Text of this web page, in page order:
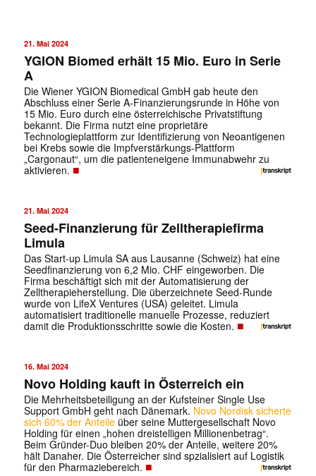
21. Mai 2024
YGION Biomed erhält 15 Mio. Euro in Serie
A
Die Wiener YGION Biomedical GmbH gab heute den
Abschluss einer Serie A-Finanzierungsrunde in Höhe von
15 Mio. Euro durch eine österreichische Privatstiftung
bekannt. Die Firma nutzt eine proprietäre
Technologieplattform zur Identifizierung von Neoantigenen
bei Krebs sowie die Impfverstärkungs-Plattform
„Cargonaut“, um die patienteneigene Immunabwehr zu
aktivieren. ■
21. Mai 2024
Seed-Finanzierung für Zelltherapiefirma
Limula
Das Start-up Limula SA aus Lausanne (Schweiz) hat eine
Seedfinanzierung von 6,2 Mio. CHF eingeworben. Die
Firma beschäftigt sich mit der Automatisierung der
Zelltherapieherstellung. Die überzeichnete Seed-Runde
wurde von LifeX Ventures (USA) geleitet. Limula
automatisiert traditionelle manuelle Prozesse, reduziert
damit die Produktionsschritte sowie die Kosten. ■
16. Mai 2024
Novo Holding kauft in Österreich ein
Die Mehrheitsbeteiligung an der Kufsteiner Single Use
Support GmbH geht nach Dänemark. Novo Nordisk sicherte
sich 60% der Anteileüber seine Muttergesellschaft Novo
Holding für einen „hohen dreistelligen Millionenbetrag“.
Beim Gründer-Duo bleiben 20% der Anteile, weitere 20%
hält Danaher. Die Österreicher sind spzialisiert auf Logistik
für den Pharmaziebereich. ■